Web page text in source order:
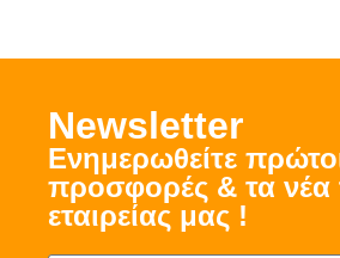
Νewsletter
Ενημερωθείτε
προσφορές & τα νέα
εταιρείας μας !